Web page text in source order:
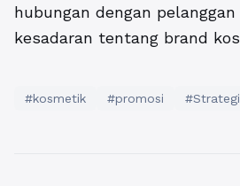
hubungan dengan
kesadaran tentang brand
#kosmetik #promosi #Strategi